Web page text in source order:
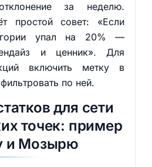
за неделю.
простой совет: «Если
упал на 20% —
и ценник». Для
включить метку в
по ней.
для сети
точек: пример
и Мозырю